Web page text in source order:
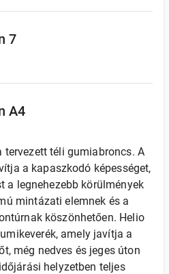
7
A4
tervezett téli gumiabroncs. A
a kapaszkodó képességet,
a legnehezebb körülmények
mintázati elemnek és a
köszönhetően. Helio
amely javítja a
még nedves és jeges úton
helyzetben teljes